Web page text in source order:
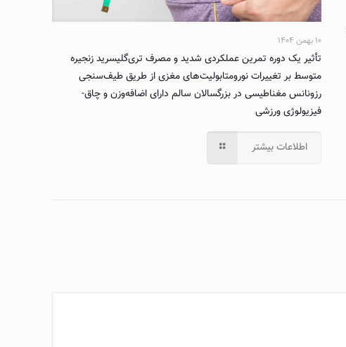
۱۰ بهمن ۱۴۰۴
تأثیر یک دوره تمرین عملکردی شدید و مصرف تری‌گلیسرید زنجیره
متوسط بر تغییرات نورومتابولیت‌های مغزی از طریق طیف‌سنجی
رزونانس مغناطیسی در بزرگسالان سالم دارای اضافه‌وزن و چاق-
فیزیولوژی ورزشی
اطلاعات بیشتر